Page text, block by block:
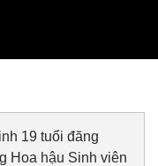
19 tuổi đăng
Hoa hậu Sinh viên